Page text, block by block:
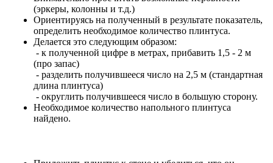
(эркеры, колонны и т.д.)
Ориентируясь на полученный в результате показатель,
определить необходимое количество плинтуса.
Делается это следующим образом:
- к полученной цифре в метрах, прибавить 1,5 - 2 м
(про запас)
- разделить получившееся число на 2,5 м (стандартная
длина плинтуса)
- округлить получившееся число в большую сторону.
Необходимое количество напольного плинтуса
найдено.